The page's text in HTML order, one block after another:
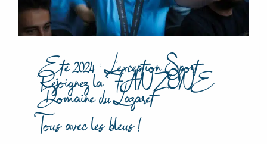
Été 2024 : L’exception Sport
Rejoignez la FAN ZONE
Domaine du Lazaret
Tous avec les bleus !